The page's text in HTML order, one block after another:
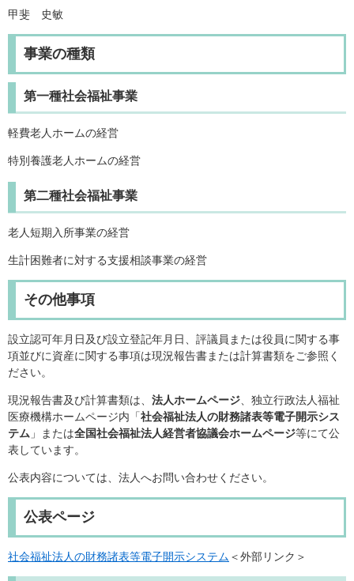
甲斐 史敏
事業の種類
第一種社会福祉事業
軽費老人ホームの経営
特別養護老人ホームの経営
第二種社会福祉事業
老人短期入所事業の経営
生計困難者に対する支援相談事業の経営
その他事項
設立認可年月日及び設立登記年月日、評議員または役員に関する事
項並びに資産に関する事項は現況報告書または計算書類をご参照く
ださい。
現況報告書及び計算書類は、 法人ホームページ 、独立行政法人福祉
医療機構ホームページ内「社会福祉法人の財務諸表等電子開示シス
テム 」または全国社会福祉法人経営者協議会ホームページ等にて公
表しています。
公表内容については、法人へお問い合わせください。
公表ページ
社会福祉法人の財務諸表等電子開示システム ＜外部リンク＞